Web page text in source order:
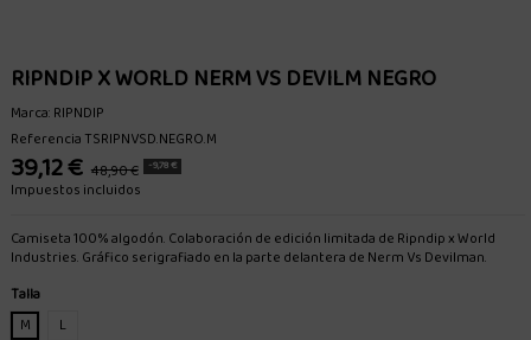
RIPNDIP X WORLD NERM VS DEVILM NEGRO
Marca:RIPNDIP
ReferenciaTSRIPNVSD.NEGRO.M
39,12 € 48,90 € -9,78 €
Impuestos incluidos
Camiseta 100% algodón. Colaboración de edición limitada de Ripndip x World
Industries. Gráfico serigrafiado en la parte delantera de Nerm Vs Devilman.
Talla
M
L